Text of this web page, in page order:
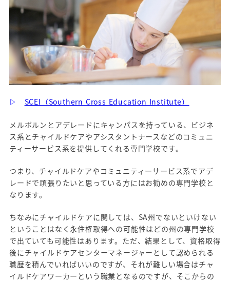
▷ SCEI（Southern Cross Education Institute）
メルボルンとアデレードにキャンパスを持っている、ビジネ
ス系とチャイルドケアやアシスタントナースなどのコミュニ
ティーサービス系を提供してくれる専門学校です。
つまり、チャイルドケアやコミュニティーサービス系でアデ
レードで頑張りたいと思っている方にはお勧めの専門学校と
なります。
ちなみにチャイルドケアに関しては、SA州でないといけない
ということはなく永住権取得への可能性はどの州の専門学校
で出ていても可能性はあります。ただ、結果として、資格取得
後にチャイルドケアセンターマネージャーとして認められる
職歴を積んでいればいいのですが、それが難しい場合はチャ
イルドケアワーカーという職業となるのですが、そこからの